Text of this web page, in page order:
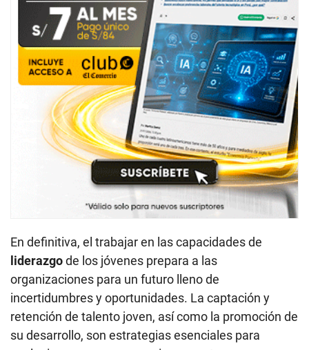
En definitiva, el trabajar en las capacidades de
liderazgode los jóvenes prepara a las
organizaciones para un futuro lleno de
incertidumbres y oportunidades. La captación y
retención de talento joven, así como la promoción de
su desarrollo, son estrategias esenciales para